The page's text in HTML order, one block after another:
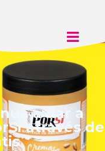
a dar a
através de